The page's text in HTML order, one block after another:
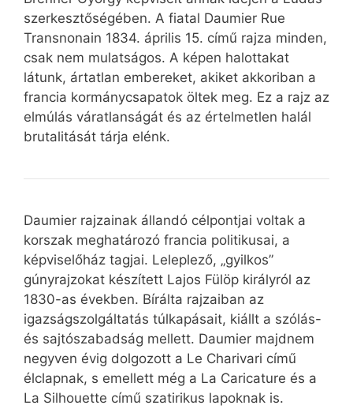
szerkesztőségében. A fiatal Daumier Rue
Transnonain 1834. április 15. című rajza minden,
csak nem mulatságos. A képen halottakat
látunk, ártatlan embereket, akiket akkoriban a
francia kormánycsapatok öltek meg. Ez a rajz az
elmúlás váratlanságát és az értelmetlen halál
brutalitását tárja elénk.
Daumier rajzainak állandó célpontjai voltak a
korszak meghatározó francia politikusai, a
képviselőház tagjai. Leleplező, „gyilkos”
gúnyrajzokat készített Lajos Fülöp királyról az
1830-as években. Bírálta rajzaiban az
igazságszolgáltatás túlkapásait, kiállt a szólás-
és sajtószabadság mellett. Daumier majdnem
negyven évig dolgozott a Le Charivari című
élclapnak, s emellett még a La Caricature és a
La Silhouette című szatirikus lapoknak is.